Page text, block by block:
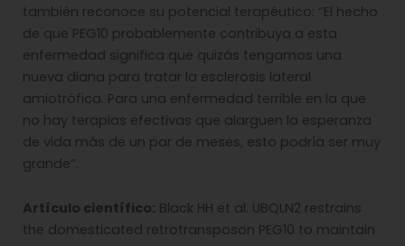
también reconoce su potencial terapéutico: “El hecho
de que PEG10 probablemente contribuya a esta
enfermedad significa que quizás tengamos una
nueva diana para tratar la esclerosis lateral
amiotrófica. Para una enfermedad terrible en la que
no hay terapias efectivas que alarguen la esperanza
de vida más de un par de meses, esto podría ser muy
grande”.
Artículo científico: Black HH et al. UBQLN2 restrains
the domesticated retrotransposon PEG10 to maintain